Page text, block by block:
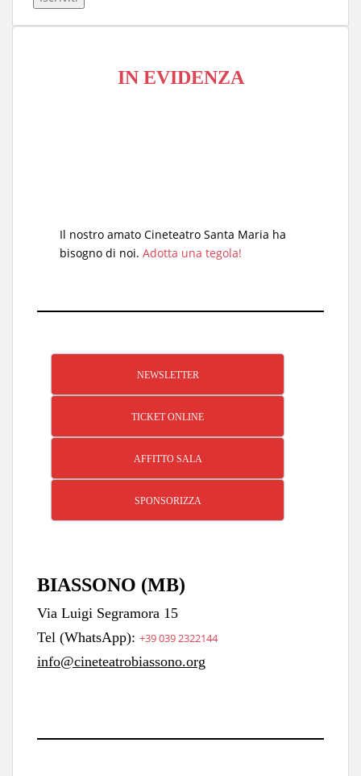
IN EVIDENZA
Il nostro amato Cineteatro Santa Maria ha
bisogno di noi. Adotta una tegola!
NEWSLETTER
TICKET ONLINE
AFFITTO SALA
SPONSORIZZA
BIASSONO (MB)
Via Luigi Segramora 15
Tel (WhatsApp): +39 039 2322144
info@cineteatrobiassono.org